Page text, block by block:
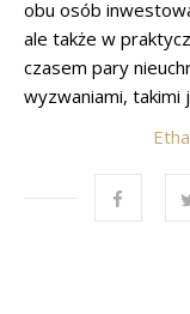
obu osób
ale także w
czasem pary
wyzwaniami, takimi